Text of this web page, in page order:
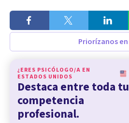
Priorízanos en
¿ERES PSICÓLOGO/A EN
ESTADOS UNIDOS
Destaca entre toda tu
competencia
profesional.